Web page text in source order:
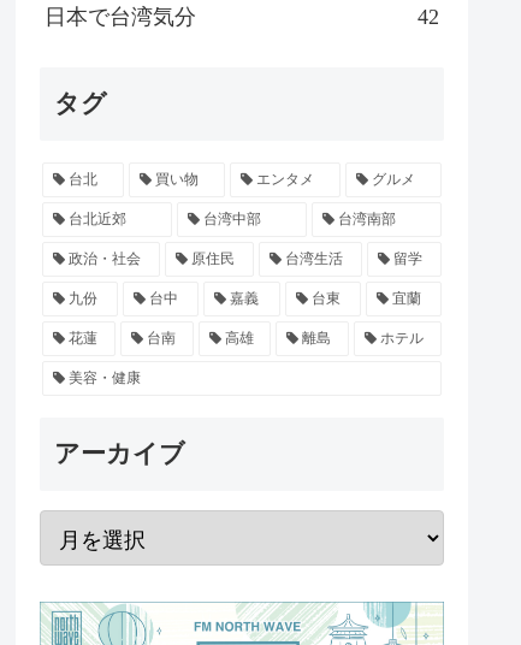
日本で台湾気分 42
タグ
台北 買い物 エンタメ グルメ
台北近郊 台湾中部 台湾南部
政治・社会 原住民 台湾生活 留学
九份 台中 嘉義 台東 宜蘭
花蓮 台南 高雄 離島 ホテル
美容・健康
アーカイブ